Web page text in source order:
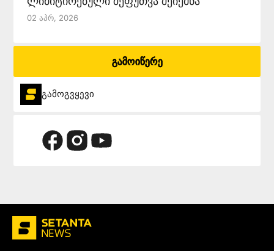
02 Აპრ, 2026
გამოიწერე
გამოგვყევი